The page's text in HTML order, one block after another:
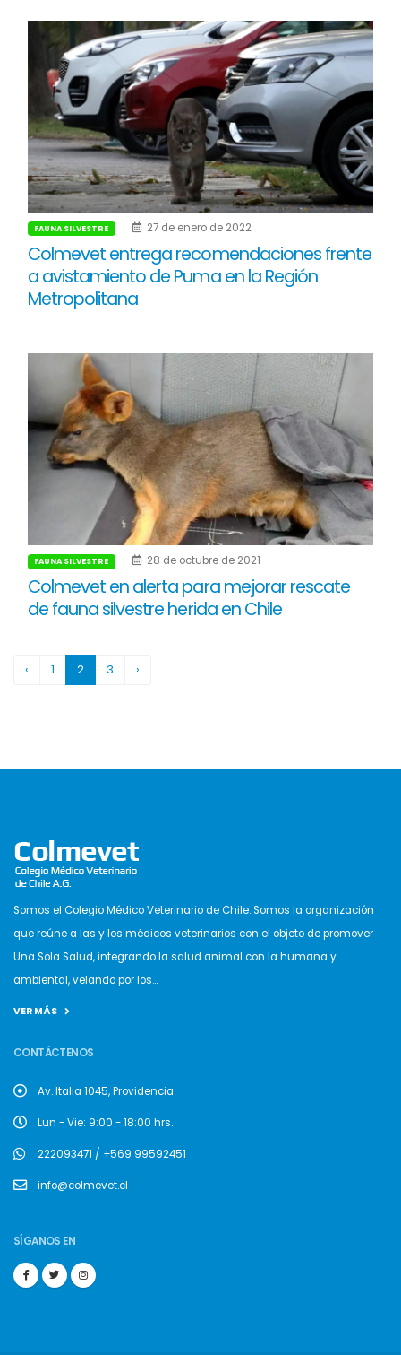
FAUNA SILVESTRE 27 de enero de 2022
Colmevet entrega recomendaciones frente
a avistamiento de Puma en la Región
Metropolitana
FAUNA SILVESTRE 28 de octubre de 2021
Colmevet en alerta para mejorar rescate
de fauna silvestre herida en Chile
‹ 1 2 3 ›
Somos el Colegio Médico Veterinario de Chile. Somos la organización
que reúne a las y los médicos veterinarios con el objeto de promover
Una Sola Salud, integrando la salud animal con la humana y
ambiental, velando por los...
VER MÁS
CONTÁCTENOS
Av. Italia 1045, Providencia
Lun - Vie: 9:00 - 18:00 hrs.
222093471 / +569 99592451
info@colmevet.cl
SÍGANOS EN